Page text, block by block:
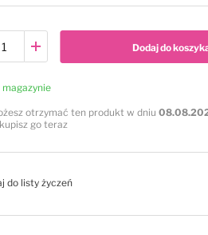
Dodaj do
magazynie
otrzymać ten produkt w dniu
go teraz
do listy życzeń